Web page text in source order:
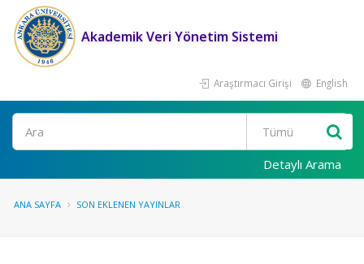
Akademik Veri Yönetim Sistemi
Araştırmacı Girişi English
Ara
Detaylı Arama
ANA SAYFA SON EKLENEN YAYINLAR